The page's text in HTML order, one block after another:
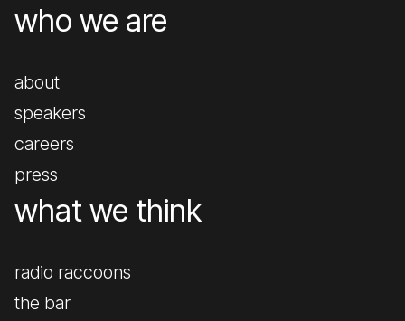
who we are
about
speakers
careers
press
what we think
radio raccoons
the bar